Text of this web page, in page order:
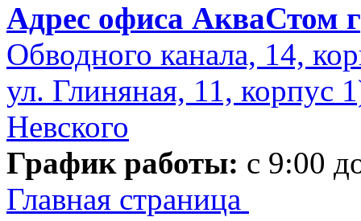
Адрес офиса АкваСтом
Обводного канала, 14,
ул. Глиняная, 11, корпус
Невского
График работы: с 9:00
Главная страница